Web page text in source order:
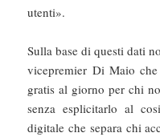
utenti».
Sulla base di questi dati
vicepremier Di Maio
gratis al giorno per chi
senza esplicitarlo al
digitale che separa chi